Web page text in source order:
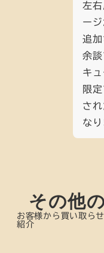
左
ー
追
余
キ
限
さ
な
その他
お客様から買い取ら
紹介